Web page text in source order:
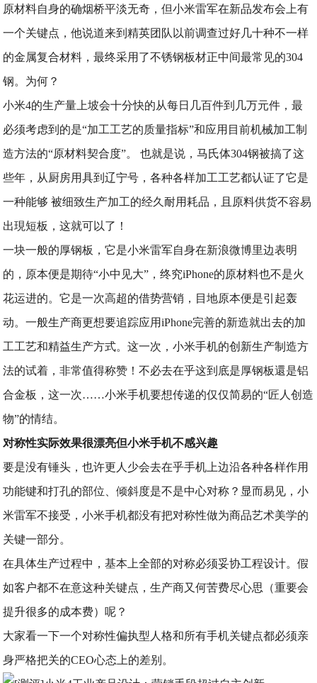
原材料自身的确烟桥平淡无奇，但小米雷军在新品发布会上有
一个关键点，他说道来到精英团队以前调查过好几十种不一样
的金属复合材料，最终采用了不锈钢板材正中间最常见的304
钢。为何？
小米4的生产量上坡会十分快的从每日几百件到几万元件，最
必须考虑到的是“加工工艺的质量指标”和应用目前机械加工制
造方法的“原材料契合度”。 也就是说，马氏体304钢被搞了这
些年，从厨房用具到辽宁号，各种各样加工工艺都认证了它是
一种能够 被细致生产加工的经久耐用耗品，且原料供货不容易
出現短板，这就可以了！
一块一般的厚钢板，它是小米雷军自身在新浪微博里边表明
的，原本便是期待“小中见大”，终究iPhone的原材料也不是火
花运进的。它是一次高超的借势营销，目地原本便是引起轰
动。一般生产商更想要追踪应用iPhone完善的新造就出去的加
工工艺和精益生产方式。这一次，小米手机的创新生产制造方
法的试着，非常值得称赞！不必去在乎这到底是厚钢板還是铝
合金板，这一次……小米手机要想传递的仅仅简易的“匠人创造
物”的情结。
对称性实际效果很漂亮但小米手机不感兴趣
要是没有锤头，也许更人少会去在乎手机上边沿各种各样作用
功能键和打孔的部位、倾斜度是不是中心对称？显而易见，小
米雷军不接受，小米手机都没有把对称性做为商品艺术美学的
关键一部分。
在具体生产过程中，基本上全部的对称必须妥协工程设计。假
如客户都不在意这种关键点，生产商又何苦费尽心思（重要会
提升很多的成本费）呢？
大家看一下一个对称性偏执型人格和所有手机关键点都必须亲
身严格把关的CEO心态上的差别。